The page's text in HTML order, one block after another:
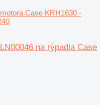
Case KRH1630 -
na rýpadla Case